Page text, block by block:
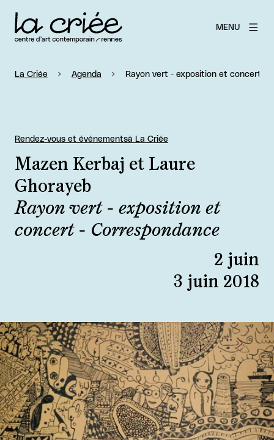
MENU
La Criée Agenda Rayon vert - exposition et concert -
Rayon vert - exposition et
concert - Correspondance
Mazen Kerbaj et Laure
Ghorayeb
2 juin
3 juin 2018
Rendez-vous et événementsà La Criée
Agrandir